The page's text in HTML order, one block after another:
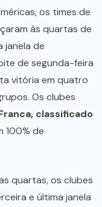
os times de
às quartas de
janela de
de segunda-feira
vitória em quatro
Os clubes
classificado
100% de
quartas, os clubes
e última janela